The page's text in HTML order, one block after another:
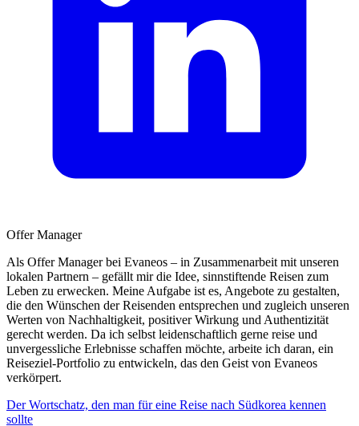
Offer Manager
Als Offer Manager bei Evaneos – in Zusammenarbeit mit unseren
lokalen Partnern – gefällt mir die Idee, sinnstiftende Reisen zum
Leben zu erwecken. Meine Aufgabe ist es, Angebote zu gestalten,
die den Wünschen der Reisenden entsprechen und zugleich unseren
Werten von Nachhaltigkeit, positiver Wirkung und Authentizität
gerecht werden. Da ich selbst leidenschaftlich gerne reise und
unvergessliche Erlebnisse schaffen möchte, arbeite ich daran, ein
Reiseziel-Portfolio zu entwickeln, das den Geist von Evaneos
verkörpert.
Der Wortschatz, den man für eine Reise nach Südkorea kennen
sollte